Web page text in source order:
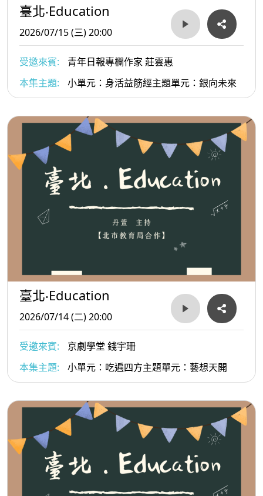
臺北‧Education
2026/07/15 (三) 20:00
受邀來賓:
青年日報專欄作家 莊雲惠
本集主題:
小單元：身活益筋經主題單元：銀向未來
臺北‧Education
2026/07/14 (二) 20:00
受邀來賓:
京劇學堂 錢宇珊
本集主題:
小單元：吃遍四方主題單元：藝想天開